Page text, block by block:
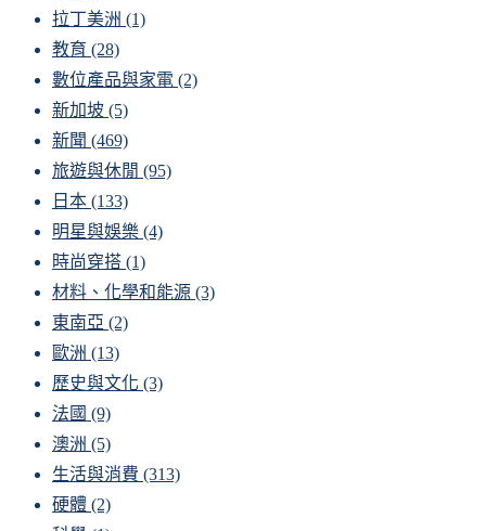
拉丁美洲 (1)
教育 (28)
數位產品與家電 (2)
新加坡 (5)
新聞 (469)
旅遊與休閒 (95)
日本 (133)
明星與娛樂 (4)
時尚穿搭 (1)
材料、化學和能源 (3)
東南亞 (2)
歐洲 (13)
歷史與文化 (3)
法國 (9)
澳洲 (5)
生活與消費 (313)
硬體 (2)